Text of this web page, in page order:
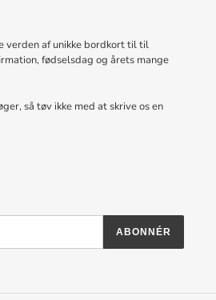
verden af unikke bordkort til til
fødselsdag og årets mange
så tøv ikke med at skrive os en
ABONNÉR